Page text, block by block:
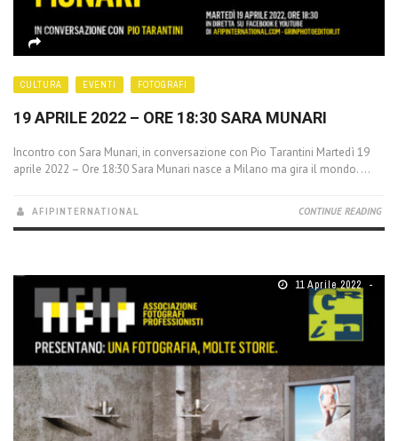
CULTURA EVENTI FOTOGRAFI
19 APRILE 2022 – ORE 18:30 SARA MUNARI
Incontro con Sara Munari, in conversazione con Pio Tarantini Martedì 19
aprile 2022 – Ore 18:30 Sara Munari nasce a Milano ma gira il mondo. ...
AFIPINTERNATIONAL CONTINUE READING
11 Aprile 2022